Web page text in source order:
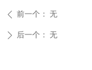
ꄴ 前一个： 无
ꄲ 后一个： 无